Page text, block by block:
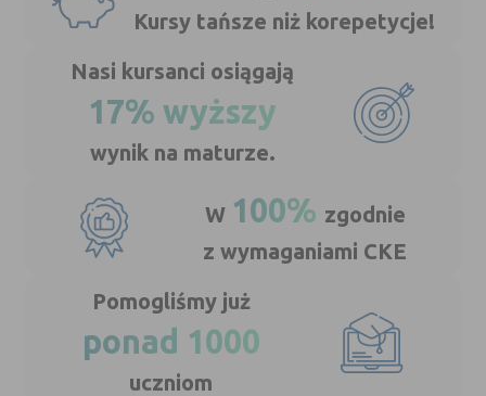
Kursy tańsze niż korepetycje!
Nasi kursanci osiągają
17% wyższy
wynik na maturze.
W 100% zgodnie
z wymaganiami CKE
Pomogliśmy już
ponad 1000
uczniom